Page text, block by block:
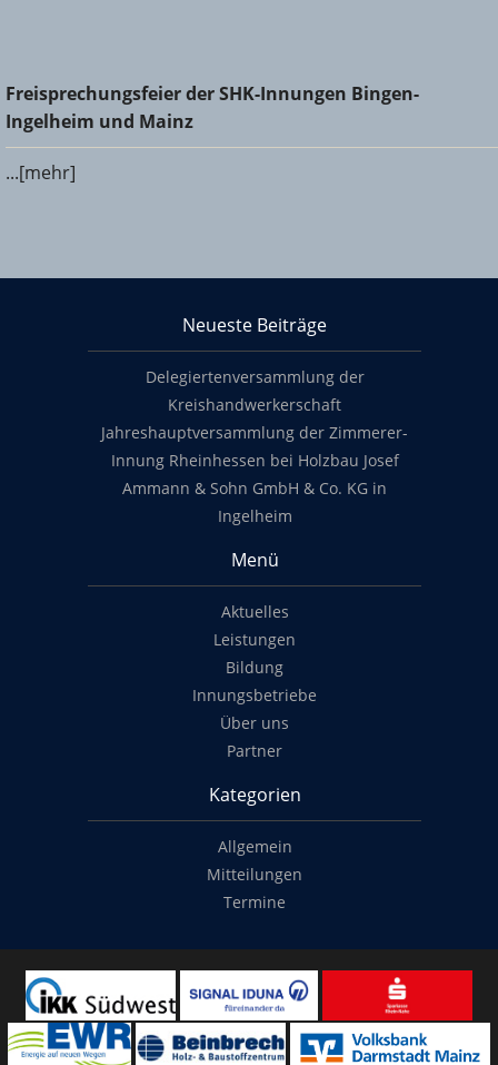
Freisprechungsfeier der SHK-Innungen Bingen-Ingelheim
und Mainz
Freisprechungsfeier der SHK-Innungen Bingen-
Ingelheim und Mainz
...[mehr]
Neueste Beiträge
Delegiertenversammlung der
Kreishandwerkerschaft
Jahreshauptversammlung der Zimmerer-
Innung Rheinhessen bei Holzbau Josef
Ammann & Sohn GmbH & Co. KG in
Ingelheim
Menü
Aktuelles
Leistungen
Bildung
Innungsbetriebe
Über uns
Partner
Kategorien
Allgemein
Mitteilungen
Termine
© 2014-2022 Classymade GmbH. Alle Rechte vorbehalten.